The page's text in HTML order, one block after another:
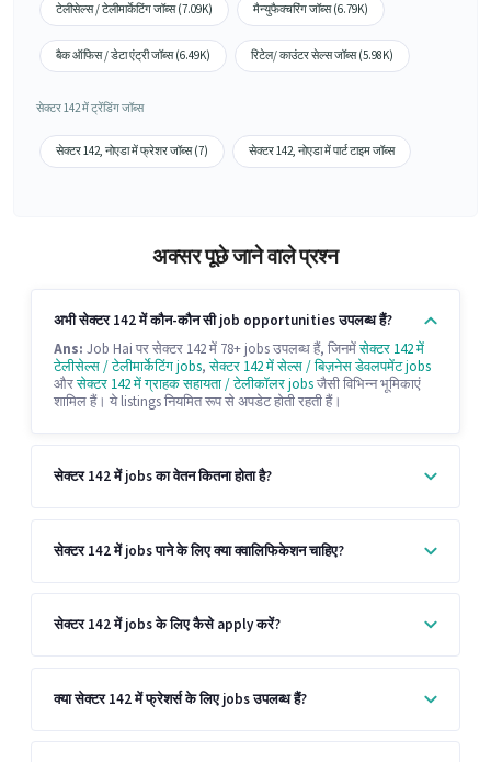
टेलीसेल्स / टेलीमार्केटिंग जॉब्स (7.09K) मैन्युफैक्चरिंग जॉब्स (6.79K)
बैक ऑफिस / डेटा एंट्री जॉब्स (6.49K) रिटेल/ काउंटर सेल्स जॉब्स (5.98K)
सेक्टर 142 में ट्रेंडिंग जॉब्स
सेक्टर 142, नोएडा में फ्रेशर जॉब्स (7) सेक्टर 142, नोएडा में पार्ट टाइम जॉब्स
अक्सर पूछे जाने वाले प्रश्न
अभी सेक्टर 142 में कौन-कौन सी job opportunities उपलब्ध हैं?
Ans: Job Hai पर सेक्टर 142 में 78+ jobs उपलब्ध हैं, जिनमेंसेक्टर 142 में
टेलीसेल्स / टेलीमार्केटिंग jobs,सेक्टर 142 में सेल्स / बिज़नेस डेवलपमेंट jobs
औरसेक्टर 142 में ग्राहक सहायता / टेलीकॉलर jobsजैसी विभिन्न भूमिकाएं
शामिल हैं। ये listings नियमित रूप से अपडेट होती रहती हैं।
सेक्टर 142 में jobs का वेतन कितना होता है?
सेक्टर 142 में jobs पाने के लिए क्या क्वालिफिकेशन चाहिए?
सेक्टर 142 में jobs के लिए कैसे apply करें?
क्या सेक्टर 142 में फ्रेशर्स के लिए jobs उपलब्ध हैं?